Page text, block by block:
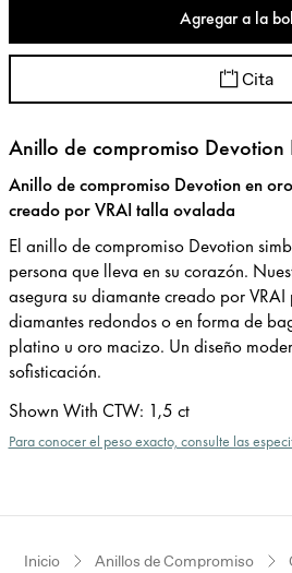
Agregar a la
Cita
Anillo de compromiso Devotion
Anillo de compromiso Devotion en
creado por VRAI talla ovalada
El anillo de compromiso Devotion
persona que lleva en su corazón.
asegura su diamante creado por
diamantes redondos o en forma de
platino u oro macizo. Un diseño
sofisticación.
Shown With CTW: 1,5 ct
Para conocer el peso exacto, consulte las
Inicio Anillos de Compromiso